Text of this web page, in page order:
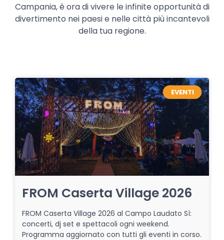
Campania, è ora di vivere le infinite opportunità di
divertimento nei paesi e nelle città più incantevoli
della tua regione.
EVENTI
FROM Caserta Village 2026
FROM Caserta Village 2026 al Campo Laudato Sì:
concerti, dj set e spettacoli ogni weekend.
Programma aggiornato con tutti gli eventi in corso.